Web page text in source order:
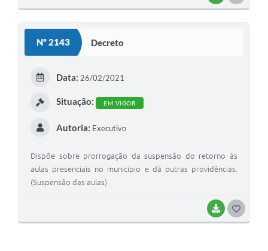
Nº 2143 Decreto
BAIXAR
Data: 26/02/2021
Situação: EM VIGOR
Autoria: Executivo
Dispõe sobre prorrogação da suspensão do retorno às
aulas presenciais no município e dá outras providências.
(Suspensão das aulas)